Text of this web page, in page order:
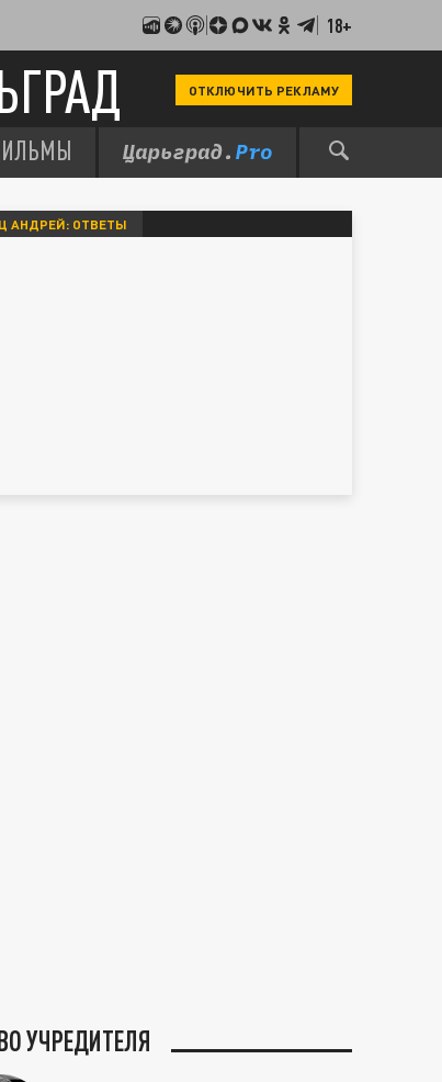
18+
ОТКЛЮЧИТЬ РЕКЛАМУ
АНДРЕЙ: ОТВЕТЫ
УЧРЕДИТЕЛЯ